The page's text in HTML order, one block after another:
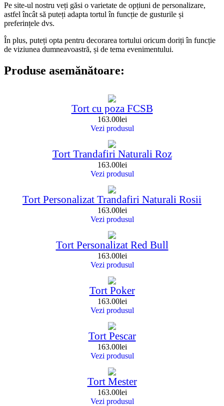
Pe site-ul nostru veți găsi o varietate de opțiuni de personalizare,
astfel încât să puteți adapta tortul în funcție de gusturile și
preferințele dvs.
În plus, puteți opta pentru decorarea tortului oricum doriți în funcție
de viziunea dumneavoastră, și de tema evenimentului.
Produse asemănătoare:
Tort cu poza FCSB
163.00lei
Vezi produsul
Tort Trandafiri Naturali Roz
163.00lei
Vezi produsul
Tort Personalizat Trandafiri Naturali Rosii
163.00lei
Vezi produsul
Tort Personalizat Red Bull
163.00lei
Vezi produsul
Tort Poker
163.00lei
Vezi produsul
Tort Pescar
163.00lei
Vezi produsul
Tort Mester
163.00lei
Vezi produsul